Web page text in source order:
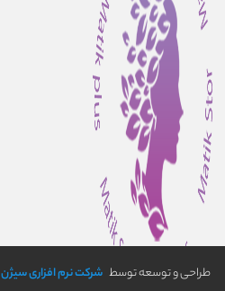
طراحی و توسعه توسط شرکت نرم افزاری سیژن